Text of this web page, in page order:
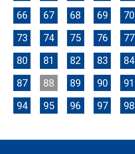
66
67 68 69 70
73
74 75 76 77
80
81 82 83 84
87
88 89 90 91
94
95 96 97 98